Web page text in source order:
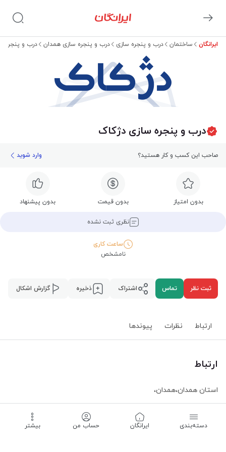
ایرانگان ساختمان درب و پنجره سازی درب و پنجره سازی همدان درب و پنجره
دژکاک
درب و پنجره سازی دژکاک
صاحب این کسب و کار هستید؟ وارد شوید
بدون امتیاز بدون قیمت بدون پیشنهاد
نظری ثبت نشده
ساعت کاری
نامشخص
ثبت نظر تماس اشتراک ذخیره گزارش اشکال
ارتباط نظرات پیوند‌ها
ارتباط
استان همدان،همدان،
ساعت کاری -
دسته‌بندی
‌ایرانگان حساب من بیشتر